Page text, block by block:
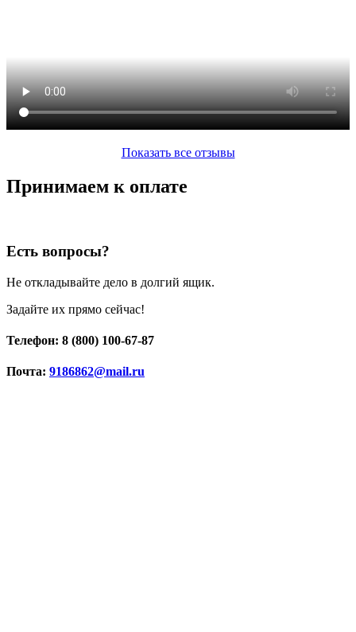
Показать все отзывы
Принимаем к оплате
Есть вопросы?
Не откладывайте дело в долгий ящик.
Задайте их прямо сейчас!
Телефон: 8 (800) 100-67-87
Почта: 9186862@mail.ru